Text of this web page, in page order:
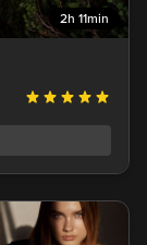
2h 11min